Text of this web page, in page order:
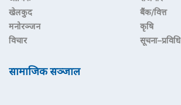
खेलकुद
मनोरञ्जन
विचार
बैंक/वित्त
कृषि
सूचना–प्रविधि
सामाजिक सञ्जाल